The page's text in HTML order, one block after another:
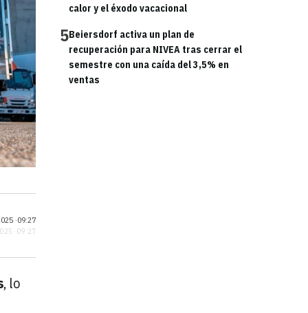
calor y el éxodo vacacional
5Beiersdorf activa un plan de
recuperación para NIVEA tras cerrar el
semestre con una caída del 3,5% en
ventas
·09:27
· 09:27
, lo